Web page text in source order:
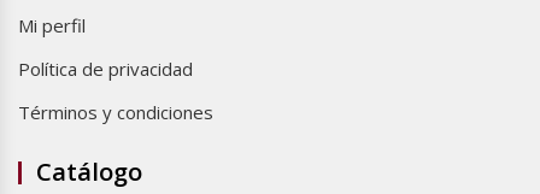
Mi perfil
Política de privacidad
Términos y condiciones
Catálogo